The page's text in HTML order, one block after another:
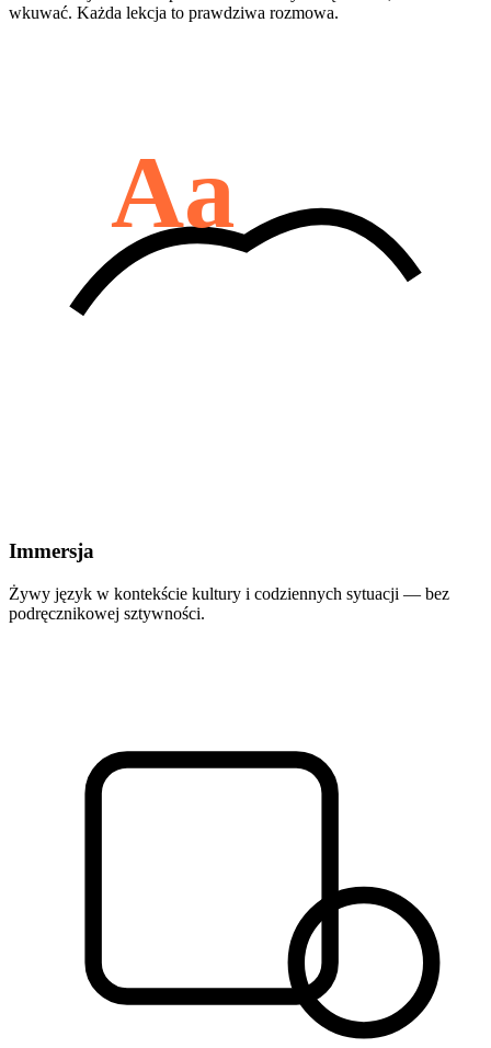
wkuwać. Każda lekcja to prawdziwa rozmowa.
Aa
Immersja
Żywy język w kontekście kultury i codziennych sytuacji — bez
podręcznikowej sztywności.